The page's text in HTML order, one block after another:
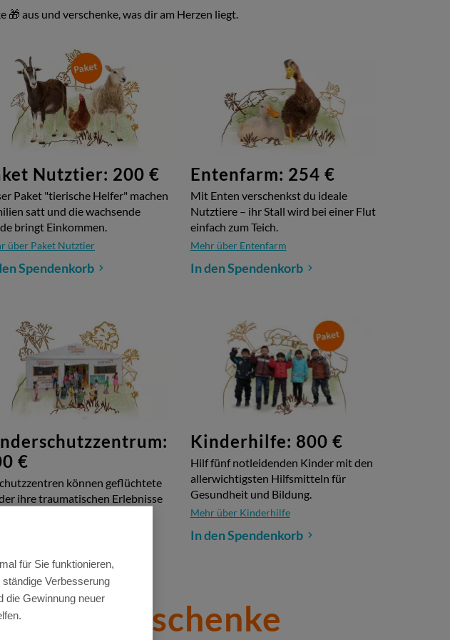
hier und in tausenden Kilometern Entfernung.
🎁 aus und verschenke, was dir am Herzen liegt.
Nutztier: 200 €
Paket "tierische Helfer" machen
satt und die wachsende
bringt Einkommen.
über Paket Nutztier
Spendenkorb
€
können geflüchtete
ihre traumatischen Erlebnisse
Entenfarm: 254 €
Mit Enten verschenkst du ideale
Nutztiere – ihr Stall wird bei einer Flut
einfach zum Teich.
Mehr über Entenfarm
In den Spendenkorb
Kinderhilfe: 800 €
Hilf fünf notleidenden Kinder mit den
allerwichtigsten Hilfsmitteln für
Gesundheit und Bildung.
Mehr über Kinderhilfe
In den Spendenkorb
Geschenke
für Sie funktionieren,
Verbesserung
die Gewinnung neuer